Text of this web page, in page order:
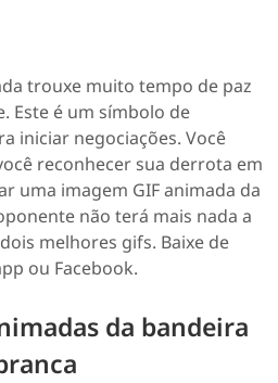
trouxe muito tempo de paz
Este é um símbolo de
iniciar negociações. Você
reconhecer sua derrota em
uma imagem GIF animada da
não terá mais nada a
melhores gifs. Baixe de
ou Facebook.
da bandeira